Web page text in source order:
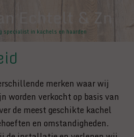
gaan
specialist in kachels en haarden
merken waar wij
worden verkocht op basis van
de meest geschikte kachel
en omstandigheden.